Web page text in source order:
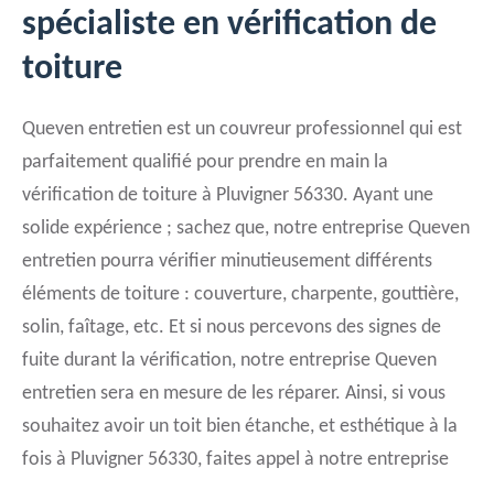
spécialiste en vérification de
toiture
Queven entretien est un couvreur professionnel qui est
parfaitement qualifié pour prendre en main la
vérification de toiture à Pluvigner 56330. Ayant une
solide expérience ; sachez que, notre entreprise Queven
entretien pourra vérifier minutieusement différents
éléments de toiture : couverture, charpente, gouttière,
solin, faîtage, etc. Et si nous percevons des signes de
fuite durant la vérification, notre entreprise Queven
entretien sera en mesure de les réparer. Ainsi, si vous
souhaitez avoir un toit bien étanche, et esthétique à la
fois à Pluvigner 56330, faites appel à notre entreprise